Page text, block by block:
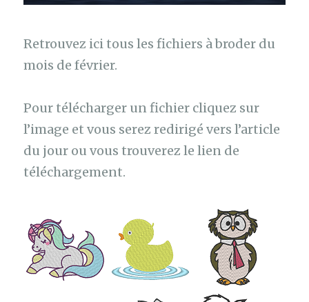
Retrouvez ici tous les fichiers à broder du
mois de février.
Pour télécharger un fichier cliquez sur
l’image et vous serez redirigé vers l’article
du jour ou vous trouverez le lien de
téléchargement.